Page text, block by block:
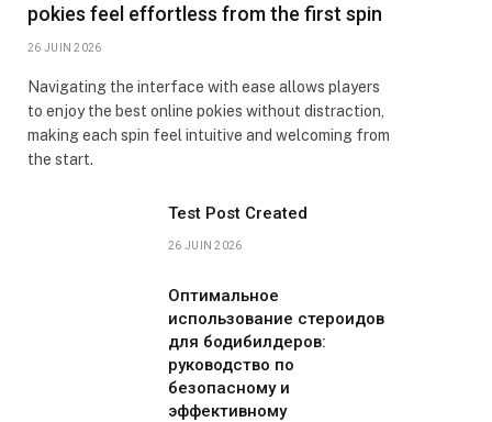
pokies feel effortless from the first spin
26 JUIN 2026
Navigating the interface with ease allows players
to enjoy the best online pokies without distraction,
making each spin feel intuitive and welcoming from
the start.
Test Post Created
26 JUIN 2026
Оптимальное
использование стероидов
для бодибилдеров:
руководство по
безопасному и
эффективному